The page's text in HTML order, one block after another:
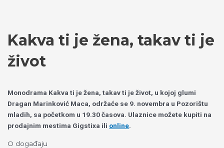
Kakva ti je žena, takav ti je
život
Monodrama Kakva ti je žena, takav ti je život, u kojoj glumi
Dragan Marinković Maca, održaće se 9. novembra u Pozorištu
mladih, sa početkom u 19.30 časova. Ulaznice možete kupiti na
prodajnim mestima Gigstixa ili online.
O događaju